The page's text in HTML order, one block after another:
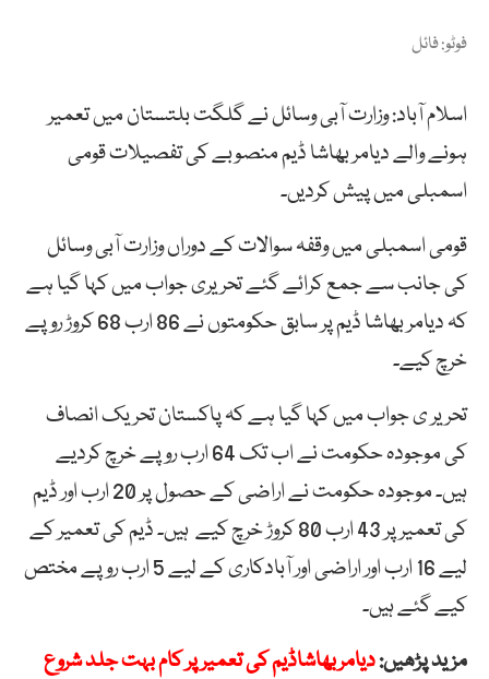
فوٹو: فائل
اسلام آباد: وزارت آبی وسائل نے گلگت بلتستان میں تعمیر
ہونے والے دیامر بھاشا ڈیم منصوبے کی تفصیلات قومی
اسمبلی میں پیش کردیں۔
قومی اسمبلی میں وقفہ سوالات کے دوراں وزارت آبی وسائل
کی جانب سے جمع کرائے گئے تحریری جواب میں کہا گیا ہے
کہ دیامر بھاشا ڈیم پر سابق حکومتوں نے 86 ارب 68 کروڑ روپے
خرچ کیے۔
تحریر ی جواب میں کہا گیا ہے کہ پاکستان تحریک انصاف
کی موجودہ حکومت نے اب تک 64 ارب روپے خرچ کردیے
ہیں۔ موجودہ حکومت نے اراضی کے حصول پر 20 ارب اور ڈیم
کی تعمیر پر 43 ارب 80 کروڑ خرچ کیے ہیں۔ ڈیم کی تعمیر کے
لیے 16 ارب اور اراضی اور آبادکاری کے لیے 5 ارب روپے مختص
کیے گئے ہیں۔
مزید پڑھیں:دیامربھاشاڈیم کی تعمیر پر کام بہت جلد شروع